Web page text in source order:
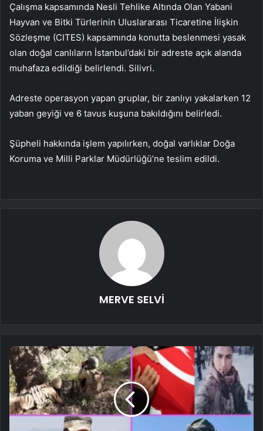
Çalışma kapsamında Nesli Tehlike Altında Olan Yabani
Hayvan ve Bitki Türlerinin Uluslararası Ticaretine İlişkin
Sözleşme (CITES) kapsamında konutta beslenmesi yasak
olan doğal canlıların İstanbul’daki bir adreste açık alanda
muhafaza edildiği belirlendi. Silivri.
Adreste operasyon yapan gruplar, bir zanlıyı yakalarken 12
yaban geyiği ve 6 tavus kuşuna bakıldığını belirledi.
Şüpheli hakkında işlem yapılırken, doğal varlıklar Doğa
Koruma ve Milli Parklar Müdürlüğü’ne teslim edildi.
MERVE SELVİ